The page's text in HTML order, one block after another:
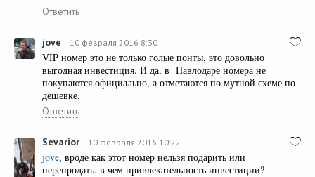
Ответить
jove 10 февраля 2016 8:30
VIP номер это не только голые понты, это довольно
выгодная инвестиция. И да, в Павлодаре номера не
покупаются официально, а отметаются по мутной схеме по
дешевке.
Ответить
Sevarior 10 февраля 2016 10:22
jove, вроде как этот номер нельзя подарить или
перепродать. в чем привлекательность инвестиции?